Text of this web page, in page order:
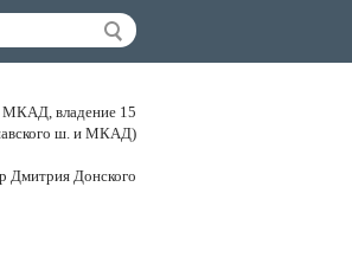
владение 15
ш. и МКАД)
Дмитрия Донского